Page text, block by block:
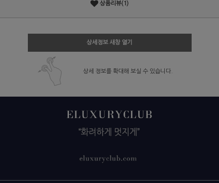
상품리뷰(1)
상세정보 새창 열기
상세 정보를 확대해 보실 수 있습니다.